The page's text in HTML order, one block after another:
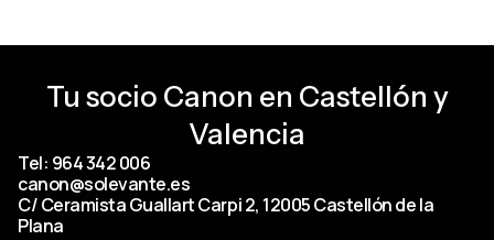
Tu socio Canon en Castellón y
Valencia
Tel: 964 342 006
canon@solevante.es
C/ Ceramista Guallart Carpi 2, 12005 Castellón de la
Plana